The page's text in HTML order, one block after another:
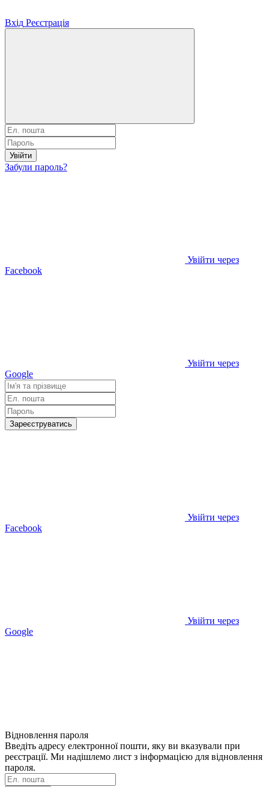
Вхід Реєстрація
Увійти
Забули пароль?
Увійти через
Facebook
Увійти через
Google
Зареєструватись
Увійти через
Facebook
Увійти через
Google
Відновлення пароля
Введіть адресу електронної пошти, яку ви вказували при
реєстрації. Ми надішлемо лист з інформацією для відновлення
пароля.